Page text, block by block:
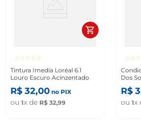
☆☆☆☆☆
Tintura Imedia Loréal 6.1
Louro Escuro Acinzentado
R$ 32,00 no PIX
ou 1x de R$ 32,99
☆☆☆
Dos
R$
ou 1x